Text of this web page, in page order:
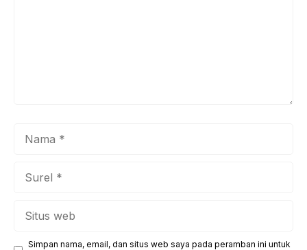
Simpan nama, email, dan situs web saya pada peramban ini untuk